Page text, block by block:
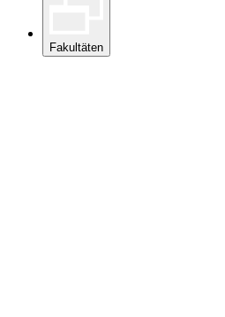
Fakultäten